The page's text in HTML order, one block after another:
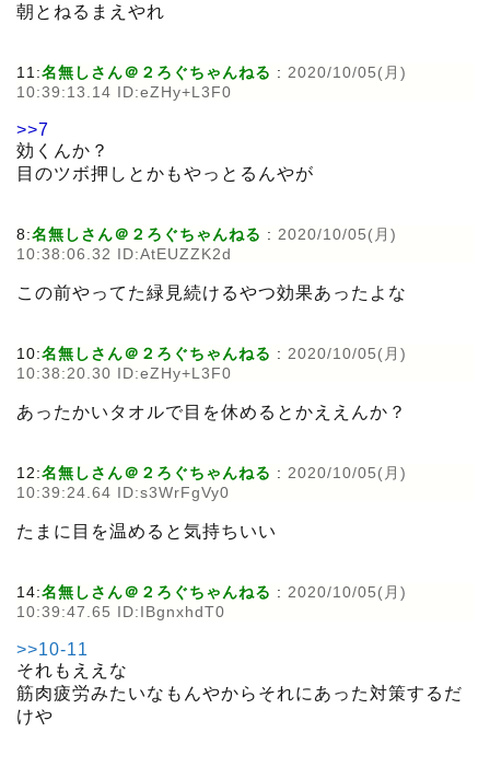
朝とねるまえやれ
11:名無しさん＠２ろぐちゃんねる : 2020/10/05(月)
10:39:13.14 ID:eZHy+L3F0
>>7
効くんか？
目のツボ押しとかもやっとるんやが
8:名無しさん＠２ろぐちゃんねる : 2020/10/05(月)
10:38:06.32 ID:AtEUZZK2d
この前やってた緑見続けるやつ効果あったよな
10:名無しさん＠２ろぐちゃんねる : 2020/10/05(月)
10:38:20.30 ID:eZHy+L3F0
あったかいタオルで目を休めるとかええんか？
12:名無しさん＠２ろぐちゃんねる : 2020/10/05(月)
10:39:24.64 ID:s3WrFgVy0
たまに目を温めると気持ちいい
14:名無しさん＠２ろぐちゃんねる : 2020/10/05(月)
10:39:47.65 ID:IBgnxhdT0
>>10-11
それもええな
筋肉疲労みたいなもんやからそれにあった対策するだ
けや